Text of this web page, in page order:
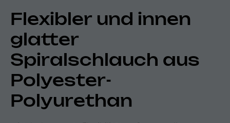
Flexibler und innen
glatter
Spiralschlauch aus
Polyester-
Polyurethan